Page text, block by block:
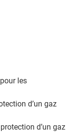
les
d’un gaz
d’un gaz